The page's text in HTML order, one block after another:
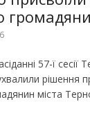
57-ї сесії
рішення
міста